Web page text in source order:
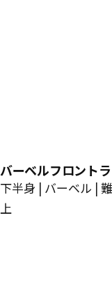
バーベルフロント
下半身 | バーベル |
上